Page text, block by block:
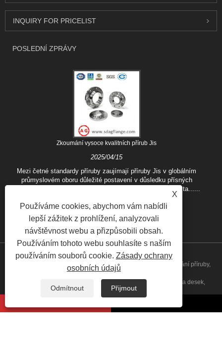
INQUIRY FOR PRICELIST
POSLEDNÍ ZPRÁVY
Zkoumání vysoce kvalitních přírub Jis
2025/04/15
Mezi četné standardy příruby zaujímají příruby Jis v globálním
průmyslovém oboru důležité postavení v důsledku přísných
specifikací a vynikající kvality japonských průmyslových sta......
Copyright © 2020 Shandong Aiguo Forging Co., Ltd. - Čína kování příruby,
výrobci slepé příruby, továrna na přírubu uhlíkové oceli, příruba desek,
X
Používáme cookies, abychom vám nabídli
lepší zážitek z prohlížení, analyzovali
návštěvnost webu a přizpůsobili obsah.
Používáním tohoto webu souhlasíte s naším
používáním souborů cookie. Zásady ochrany
osobních údajů
Odmítnout Přijmout